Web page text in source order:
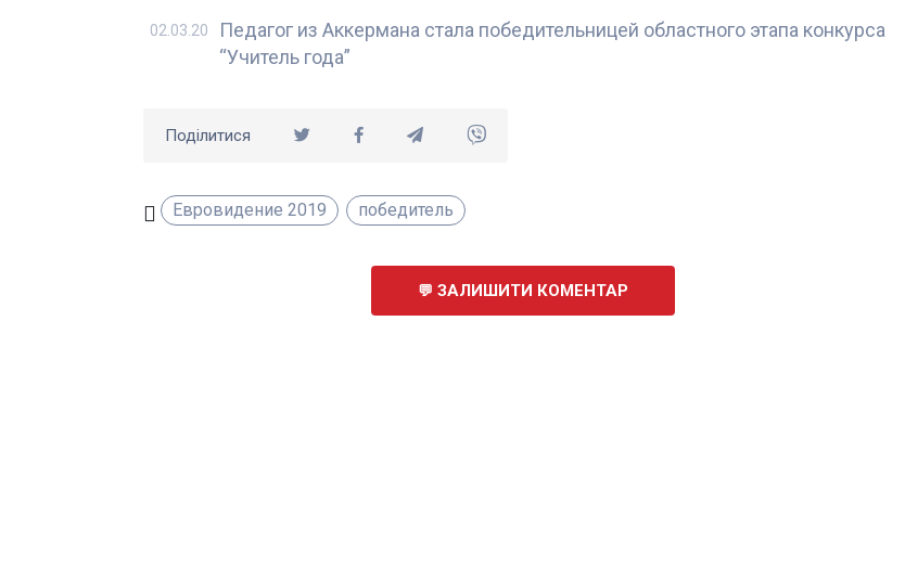
Педагог из Аккермана стала победительницей областного этапа конкурса
“Учитель года”
02.03.20
Поділитися
Евровидение 2019 победитель
ЗАЛИШИТИ КОМЕНТАР